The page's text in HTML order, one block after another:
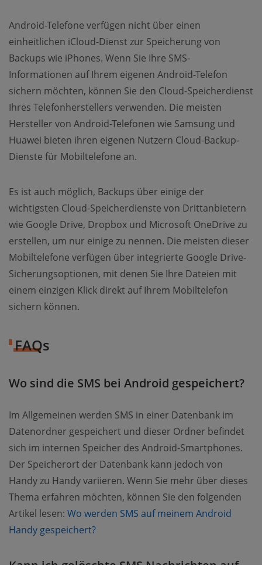
Android-Telefone verfügen nicht über einen
einheitlichen iCloud-Dienst zur Speicherung von
Backups wie iPhones. Wenn Sie Ihre SMS-
Informationen auf Ihrem eigenen Android-Telefon
sichern möchten, können Sie den Cloud-Speicherdienst
Ihres Telefonherstellers verwenden. Die meisten
Hersteller von Android-Telefonen wie Samsung und
Huawei bieten ihren eigenen Nutzern Cloud-Backup-
Dienste für Mobiltelefone an.
Es ist auch möglich, Backups über einige der
wichtigsten Cloud-Speicherdienste von Drittanbietern
wie Google Drive, Dropbox und Microsoft OneDrive zu
erstellen, um nur einige zu nennen. Die meisten dieser
Mobiltelefone verfügen über integrierte Google Drive-
Sicherungsoptionen, mit denen Sie Ihre Dateien mit
einem einzigen Klick direkt auf Ihrem Mobiltelefon
sichern können.
FAQs
Wo sind die SMS bei Android gespeichert?
Im Allgemeinen werden SMS in einer Datenbank im
Datenordner gespeichert und dieser Ordner befindet
sich im internen Speicher des Android-Smartphones.
Der Speicherort der Datenbank kann jedoch von
Handy zu Handy variieren. Wenn Sie mehr über dieses
Thema erfahren möchten, können Sie den folgenden
Artikel lesen: Wo werden SMS auf meinem Android
Handy gespeichert?